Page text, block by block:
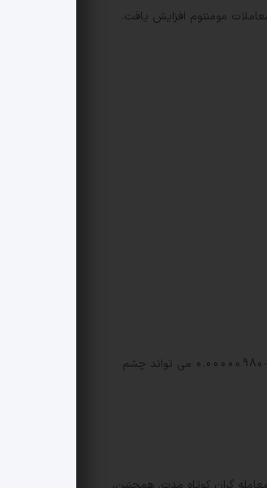
در صورت از دست رفتن مومنتوم بازیابی، ریسک نزولی تا سطح حمایتی 0.00000955 دلار ادامه خواهد داشت؛ از سوی دیگر تثبیت بالای 0.00000975–0.00000980 می تواند چشم